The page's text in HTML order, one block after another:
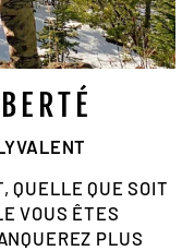
QUELLE QUE SOIT
VOUS ÊTES
PLUS